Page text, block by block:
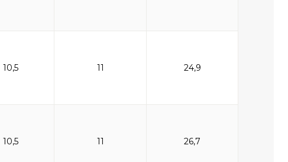
10,5 11 24,9
10,5 11 26,7